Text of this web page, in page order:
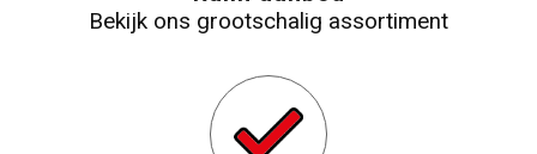
Bekijk ons grootschalig assortiment